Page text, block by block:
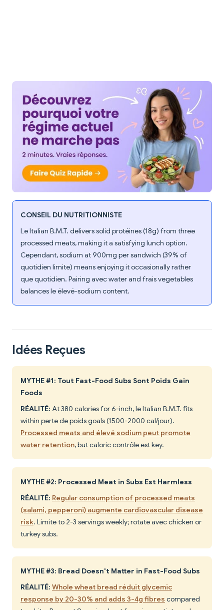
CONSEIL DU NUTRITIONNISTE
Le Italian B.M.T. delivers solid protéines (18g) from three
processed meats, making it a satisfying lunch option.
Cependant, sodium at 900mg per sandwich (39% of
quotidien limite) means enjoying it occasionally rather
que quotidien. Pairing avec water and frais vegetables
balances le élevé-sodium content.
Idées Reçues
MYTHE #1: Tout Fast-Food Subs Sont Poids Gain
Foods
RÉALITÉ: At 380 calories for 6-inch, le Italian B.M.T. fits
within perte de poids goals (1500-2000 cal/jour).
Processed meats and élevé sodium peut promote
water retention, but caloric contrôle est key.
MYTHE #2: Processed Meat in Subs Est Harmless
RÉALITÉ: Regular consumption of processed meats
(salami, pepperoni) augmente cardiovascular disease
risk. Limite to 2-3 servings weekly; rotate avec chicken or
turkey subs.
MYTHE #3: Bread Doesn't Matter in Fast-Food Subs
RÉALITÉ: Whole wheat bread réduit glycemic
response by 20-30% and adds 3-4g fibres compared